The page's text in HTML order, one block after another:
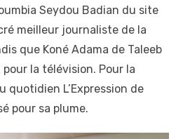
Seydou Badian du site
meilleur journaliste de la
que Koné Adama de Taleeb
la télévision. Pour la
quotidien L’Expression de
pour sa plume.